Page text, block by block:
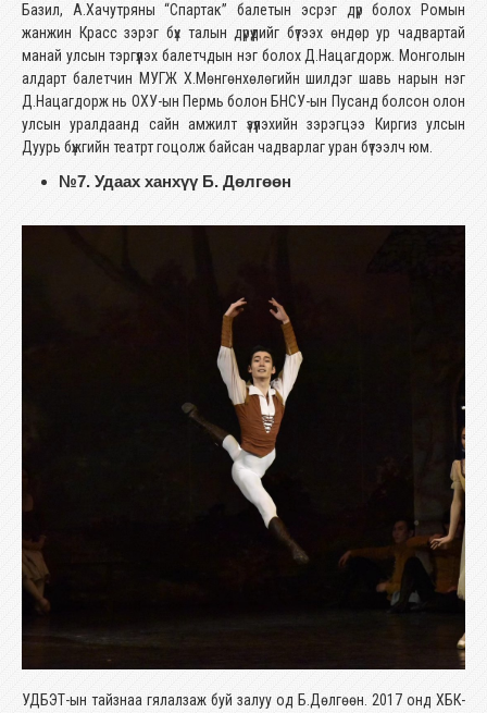
Базил, А.Хачутряны “Спартак” балетын эсрэг дүр болох Ромын
жанжин Красс зэрэг бүх талын дүрүүдийг бүтээх өндөр ур чадвартай
манай улсын тэргүүлэх балетчдын нэг болох Д.Нацагдорж. Монголын
алдарт балетчин МУГЖ Х.Мөнгөнхөлөгийн шилдэг шавь нарын нэг
Д.Нацагдорж нь ОХУ-ын Пермь болон БНСУ-ын Пусанд болсон олон
улсын уралдаанд сайн амжилт үзүүлэхийн зэрэгцээ Киргиз улсын
Дуурь бүжгийн театрт гоцолж байсан чадварлаг уран бүтээлч юм.
№7. Удаах ханхүү Б. Дөлгөөн
УДБЭТ-ын тайзнаа гялалзаж буй залуу од Б.Дөлгөөн. 2017 онд ХБК-